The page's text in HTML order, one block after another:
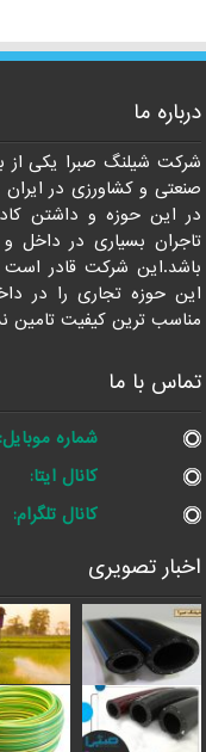
درباره ما
شرکت شیلنگ صبرا یکی از
صنعتی و کشاورزی در
در این حوزه و داشتن
تاجران بسیاری در
باشد.این شرکت قادر است
این حوزه تجاری را در
مناسب ترین کیفیت تامین
تماس با ما
شماره موبایل:
کانال ایتا:
کانال تلگرام:
اخبار تصویری